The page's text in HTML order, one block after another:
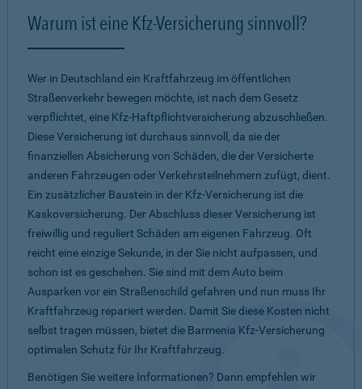
Warum ist eine Kfz-Versicherung sinnvoll?
Wer in Deutschland ein Kraftfahrzeug im öffentlichen
Straßenverkehr bewegen möchte, ist nach dem Gesetz
verpflichtet, eine Kfz-Haftpflichtversicherung abzuschließen.
Diese Versicherung ist durchaus sinnvoll, da sie der
finanziellen Absicherung von Schäden, die der Versicherte
anderen Fahrzeugen oder Verkehrsteilnehmern zufügt, dient.
Ein zusätzlicher Baustein in der Kfz-Versicherung ist die
Kaskoversicherung. Der Abschluss dieser Versicherung ist
freiwillig und reguliert Schäden am eigenen Fahrzeug. Oft
reicht eine einzige Sekunde, in der Sie nicht aufpassen, und
schon ist es geschehen. Sie sind mit dem Auto beim
Ausparken vor ein Straßenschild gefahren und nun muss Ihr
Kraftfahrzeug repariert werden. Damit Sie diese Kosten nicht
selbst tragen müssen, bietet die Barmenia Kfz-Versicherung
optimalen Schutz für Ihr Kraftfahrzeug.
Benötigen Sie weitere Informationen? Dann empfehlen wir